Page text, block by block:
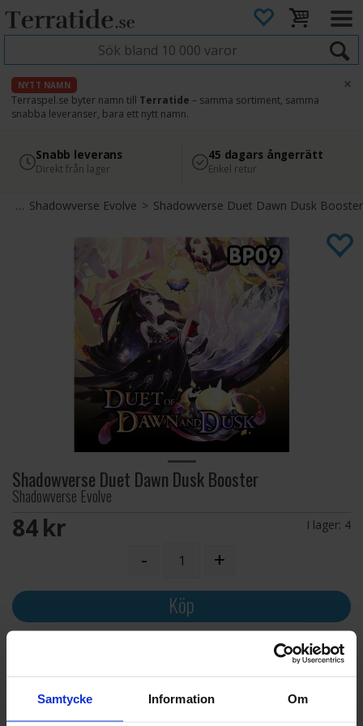
Samtycke Information Om
NYTT NAMN
Terraspel.se byter namn till Terratide – samma sortiment, samma
snabba leveranser, bara ett nytt namn.
×
4.8
Läs omdömen på Google
Säker betalning
med Svea
Snabb leverans
Direkt från lager
45 dagars ångerrätt
Enkel retur
>Shadowverse Evolve>Shadowverse Duet Dawn Dusk Booster
Shadowverse Duet Dawn Dusk Booster
Shadowverse Evolve
84 SEK I lager: 4
- +
Köp
Säker betalning
2 dagars leverans
Beställ innan kl. 12
★ 4.8 Google-